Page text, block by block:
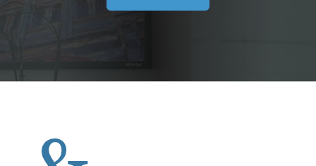
Stampa 2021